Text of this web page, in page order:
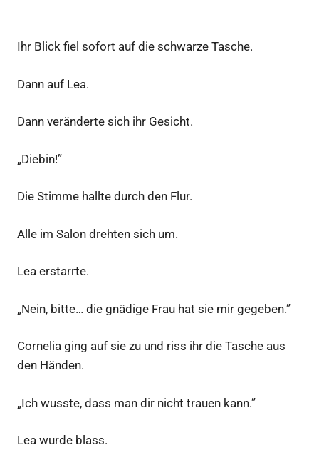
Ihr Blick fiel sofort auf die schwarze Tasche.
Dann auf Lea.
Dann veränderte sich ihr Gesicht.
„Diebin!”
Die Stimme hallte durch den Flur.
Alle im Salon drehten sich um.
Lea erstarrte.
„Nein, bitte… die gnädige Frau hat sie mir gegeben.”
Cornelia ging auf sie zu und riss ihr die Tasche aus
den Händen.
„Ich wusste, dass man dir nicht trauen kann.”
Lea wurde blass.